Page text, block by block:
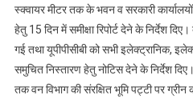
स्क्वायर मीटर तक के भवन व सरकारी
हेतु 15 दिन में समीक्षा रिपोर्ट देने के निर्देश
गई तथा यूपीपीसीबी को सभी इलेक्ट्रानिक,
समुचित निस्तारण हेतु नोटिस देने के निर्देश
तक वन विभाग की संरक्षित भूमि पट्टी पर